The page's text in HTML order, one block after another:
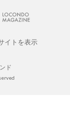
イトを表示
ド